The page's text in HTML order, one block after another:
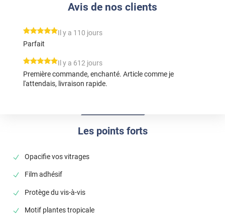
Les points forts
Opacifie vos vitrages
Film adhésif
Protège du vis-à-vis
Motif plantes tropicale
Avis de nos clients
*****
Il y a 110 jours
Parfait
*****
Il y a 612 jours
Première commande, enchanté. Article comme je
l'attendais, livraison rapide.